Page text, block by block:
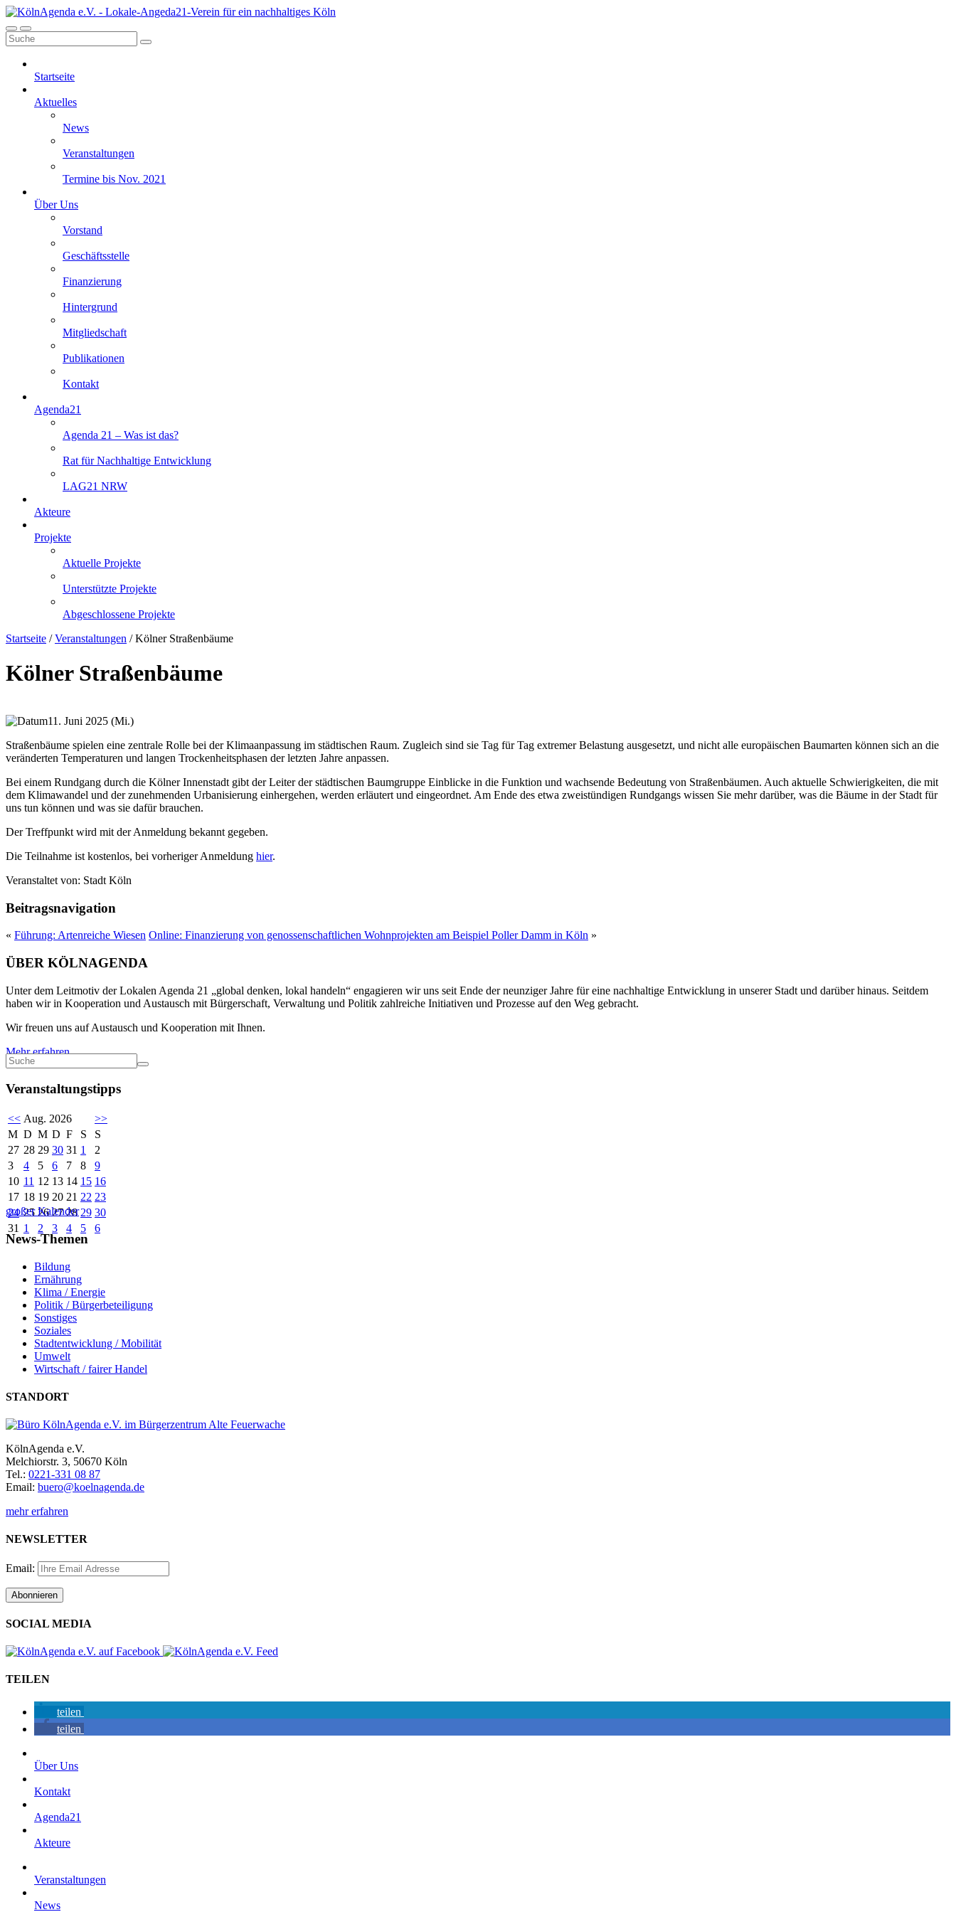
Startseite
Aktuelles
News
Veranstaltungen
Termine bis Nov. 2021
Über Uns
Vorstand
Geschäftsstelle
Finanzierung
Hintergrund
Mitgliedschaft
Publikationen
Kontakt
Agenda21
Agenda 21 – Was ist das?
Rat für Nachhaltige Entwicklung
LAG21 NRW
Akteure
Projekte
Aktuelle Projekte
Unterstützte Projekte
Abgeschlossene Projekte
Startseite /Veranstaltungen /Kölner Straßenbäume
Kölner Straßenbäume
11. Juni 2025 (Mi.)
Straßenbäume spielen eine zentrale Rolle bei der Klimaanpassung im städtischen Raum. Zugleich sind sie Tag für Tag extremer Belastung ausgesetzt, und nicht alle europäischen Baumarten können sich an die
veränderten Temperaturen und langen Trockenheitsphasen der letzten Jahre anpassen.
Bei einem Rundgang durch die Kölner Innenstadt gibt der Leiter der städtischen Baumgruppe Einblicke in die Funktion und wachsende Bedeutung von Straßenbäumen. Auch aktuelle Schwierigkeiten, die mit
dem Klimawandel und der zunehmenden Urbanisierung einhergehen, werden erläutert und eingeordnet. Am Ende des etwa zweistündigen Rundgangs wissen Sie mehr darüber, was die Bäume in der Stadt für
uns tun können und was sie dafür brauchen.
Der Treffpunkt wird mit der Anmeldung bekannt gegeben.
Die Teilnahme ist kostenlos, bei vorheriger Anmeldung hier.
Veranstaltet von: Stadt Köln
Beitragsnavigation
« Führung: Artenreiche Wiesen Online: Finanzierung von genossenschaftlichen Wohnprojekten am Beispiel Poller Damm in Köln »
ÜBER KÖLNAGENDA
Unter dem Leitmotiv der Lokalen Agenda 21 „global denken, lokal handeln“ engagieren wir uns seit Ende der neunziger Jahre für eine nachhaltige Entwicklung in unserer Stadt und darüber hinaus. Seitdem
haben wir in Kooperation und Austausch mit Bürgerschaft, Verwaltung und Politik zahlreiche Initiativen und Prozesse auf den Weg gebracht.
Wir freuen uns auf Austausch und Kooperation mit Ihnen.
Mehr erfahren
Veranstaltungstipps
<< Aug. 2026
>>
M D M D F S
S
27 28 29 30 31 1
2
3
4 5 6 7 8
9
10 11 12 13 14 15 16
17 18 19 20 21 22 23
24 25 26 27 28 29 30
31 1 2 3 4 5 6
großer Kalender
News-Themen
Bildung
Ernährung
Klima / Energie
Politik / Bürgerbeteiligung
Sonstiges
Soziales
Stadtentwicklung / Mobilität
Umwelt
Wirtschaft / fairer Handel
STANDORT
KölnAgenda e.V.
Melchiorstr. 3, 50670 Köln
Tel.: 0221-331 08 87
Email: buero@koelnagenda.de
mehr erfahren
NEWSLETTER
Email:
SOCIAL MEDIA
TEILEN
teilen
teilen
Über Uns
Kontakt
Agenda21
Akteure
Veranstaltungen
News